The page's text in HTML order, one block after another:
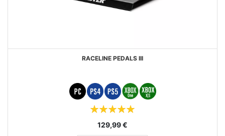
RACELINE PEDALS III
129,99 €